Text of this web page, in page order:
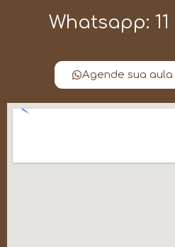
Whatsapp: 11
Agende sua